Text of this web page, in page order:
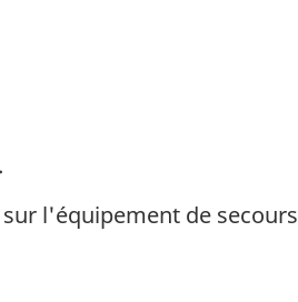
l'équipement de secours